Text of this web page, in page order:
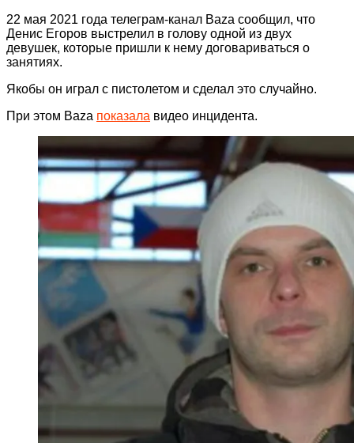
22 мая 2021 года телеграм-канал Baza сообщил, что
Денис Егоров выстрелил в голову одной из двух
девушек, которые пришли к нему договариваться о
занятиях.
Якобы он играл с пистолетом и сделал это случайно.
При этом Baza показала видео инцидента.